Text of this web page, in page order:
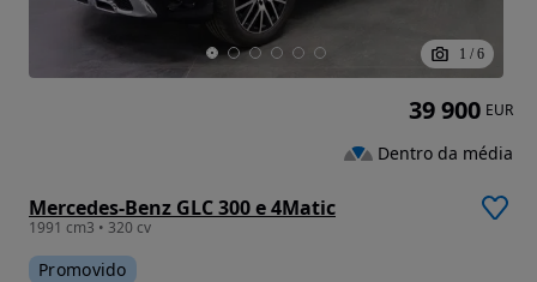
1 / 6
Mercedes-Benz GLC 300 e 4Matic
1991 cm3 • 320 cv
Promovido
39 900 EUR
Dentro da média